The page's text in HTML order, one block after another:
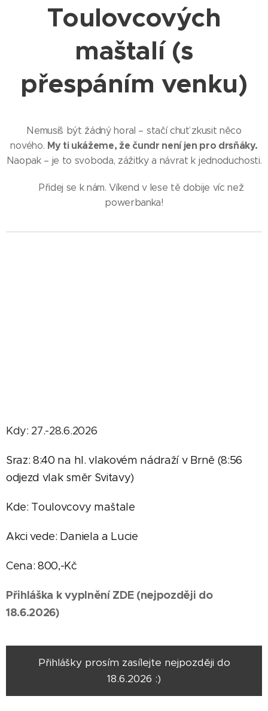
Toulovcových
maštalí (s
přespáním venku)
Nemusíš být žádný horal – stačí chuť zkusit něco
nového. My ti ukážeme, že čundr není jen pro drsňáky.
Naopak – je to svoboda, zážitky a návrat k jednoduchosti.
👉 Přidej se k nám. Víkend v lese tě dobije víc než
powerbanka!
Kdy: 27.-28.6.2026
Sraz: 8:40 na hl. vlakovém nádraží v Brně (8:56
odjezd vlak směr Svitavy)
Kde: Toulovcovy maštale
Akci vede: Daniela a Lucie
Cena: 800,-Kč
Přihláška k vyplnění ZDE (nejpozději do
18.6.2026)
Přihlášky prosím zasílejte nejpozději do
18.6.2026 :)